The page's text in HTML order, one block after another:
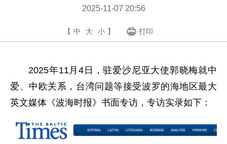
2025-11-07 20:56
【 中 大 小 】 打印
2025年11月4日，驻爱沙尼亚大使郭晓梅就中
爱、中欧关系，台湾问题等接受波罗的海地区最大
英文媒体《波海时报》书面专访，专访实录如下：